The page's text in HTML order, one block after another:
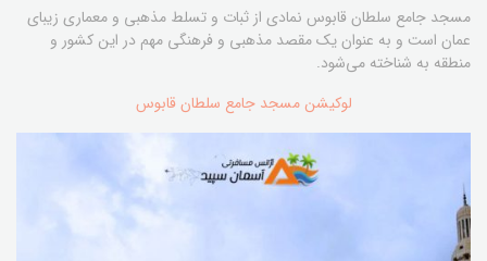
مسجد جامع سلطان قابوس نمادی از ثبات و تسلط مذهبی و معماری زیبای
عمان است و به عنوان یک مقصد مذهبی و فرهنگی مهم در این کشور و
منطقه به شناخته می‌شود.
لوکیشن مسجد جامع سلطان قابوس